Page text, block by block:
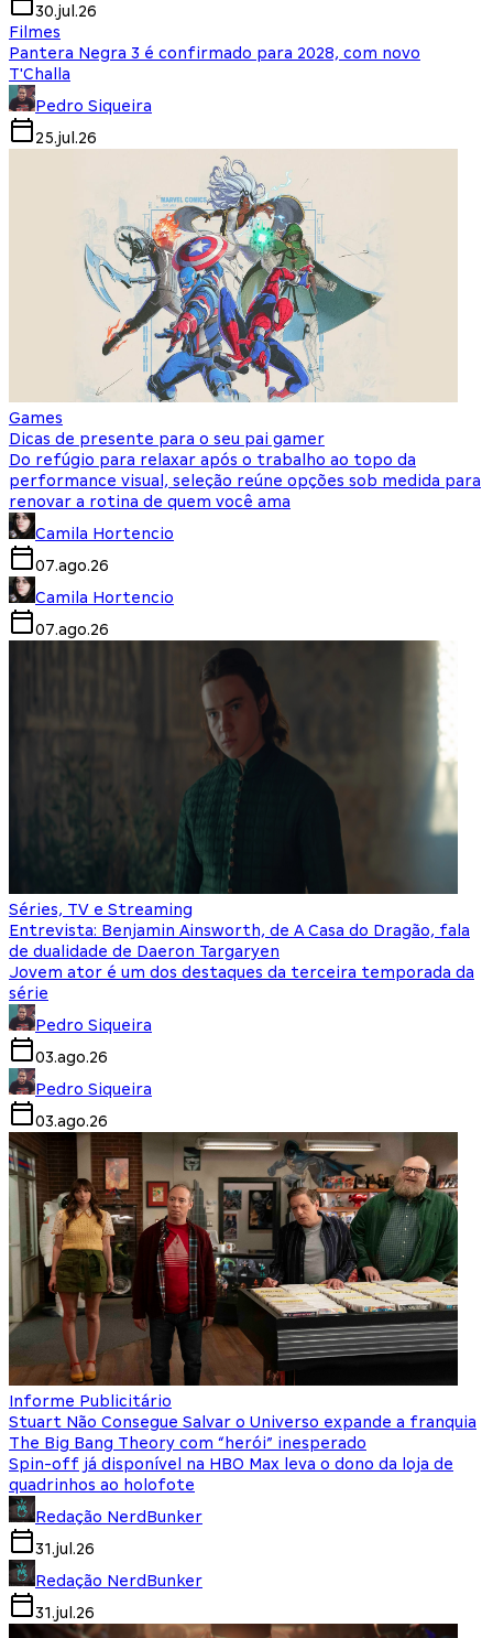
30.jul.26
Filmes
Pantera Negra 3 é confirmado para 2028, com novo
T'Challa
Pedro Siqueira
25.jul.26
Games
Dicas de presente para o seu pai gamer
Do refúgio para relaxar após o trabalho ao topo da
performance visual, seleção reúne opções sob medida para
renovar a rotina de quem você ama
Camila Hortencio
07.ago.26
Camila Hortencio
07.ago.26
Séries, TV e Streaming
Entrevista: Benjamin Ainsworth, de A Casa do Dragão, fala
de dualidade de Daeron Targaryen
Jovem ator é um dos destaques da terceira temporada da
série
Pedro Siqueira
03.ago.26
Pedro Siqueira
03.ago.26
Informe Publicitário
Stuart Não Consegue Salvar o Universo expande a franquia
The Big Bang Theory com “herói” inesperado
Spin-off já disponível na HBO Max leva o dono da loja de
quadrinhos ao holofote
Redação NerdBunker
31.jul.26
Redação NerdBunker
31.jul.26